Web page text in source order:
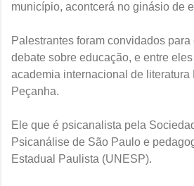
município, acontcerá no ginásio de
Palestrantes foram convidados
debate sobre educação, e entre
academia internacional de literatura
Peçanha.
Ele que é psicanalista pela
Psicanálise de São Paulo e
Estadual Paulista (UNESP).